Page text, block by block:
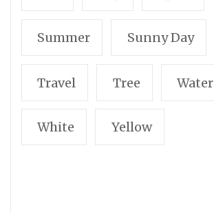
Summer Sunny Day
Travel Tree Water
White Yellow